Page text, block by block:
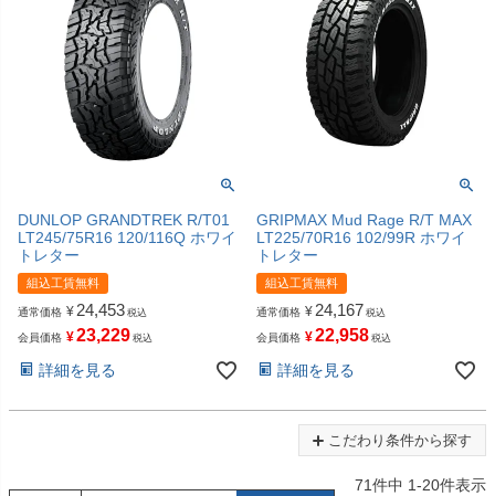
DUNLOP GRANDTREK R/T01
LT245/75R16 120/116Q ホワイ
トレター
組込工賃無料
通常価格 ¥ 24,453 税込
会員価格 ¥23,229 税込
詳細を見る
GRIPMAX Mud Rage R/T MAX
LT225/70R16 102/99R ホワイ
トレター
組込工賃無料
通常価格 ¥ 24,167 税込
会員価格 ¥22,958 税込
詳細を見る
こだわり条件から探す
71件中 1-20件表示